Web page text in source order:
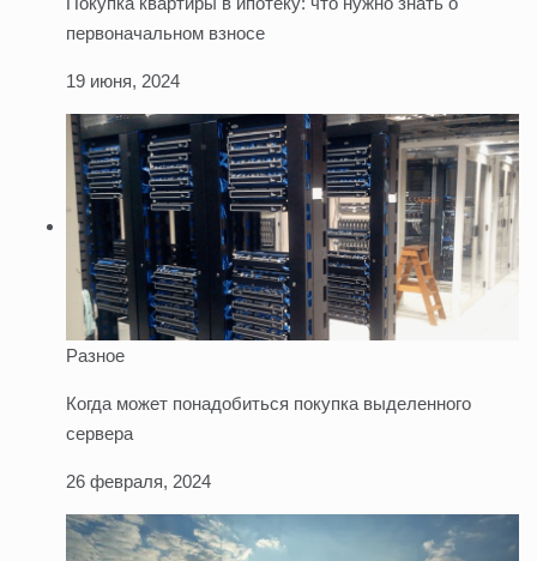
первоначальном взносе
19 июня, 2024
Разное
Когда может понадобиться покупка выделенного
сервера
26 февраля, 2024